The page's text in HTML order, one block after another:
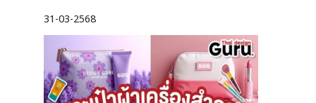
31-03-2568